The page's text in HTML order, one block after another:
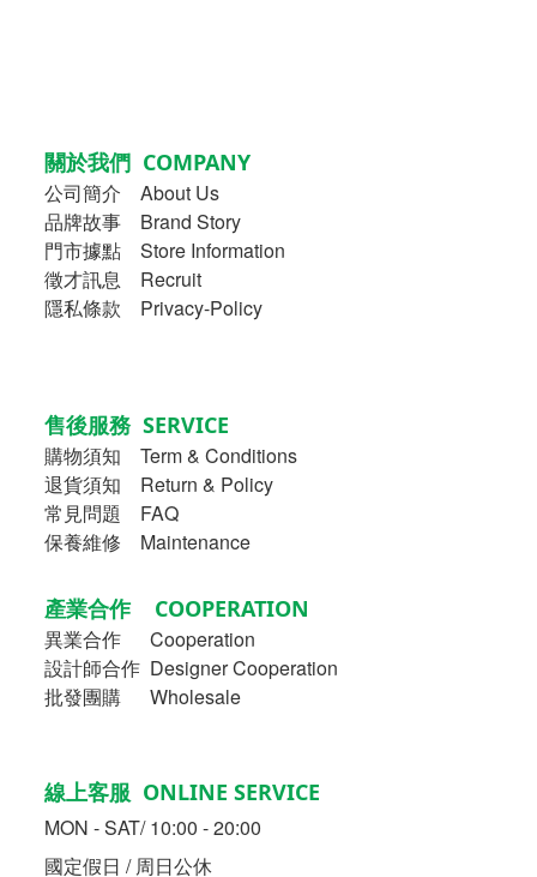
關於我們 COMPANY
公司簡介
About Us
品牌故事
Brand Story
門市據點 Store Information
徵才訊息 Recruit
隱私條款 Privacy-Policy
售後服務 SERVICE
購物須知
Term & Conditions
退貨須知 Return & Policy
常見問題 FAQ
保養維修 Maintenance
產業合作 COOPERATION
異業合作
Cooperation
設計師合作 Designer Cooperation
批發團購 Wholesale
線上客服 ONLINE SERVICE
MON - SAT/ 10:00 - 20:00
國定假日 / 周日公休